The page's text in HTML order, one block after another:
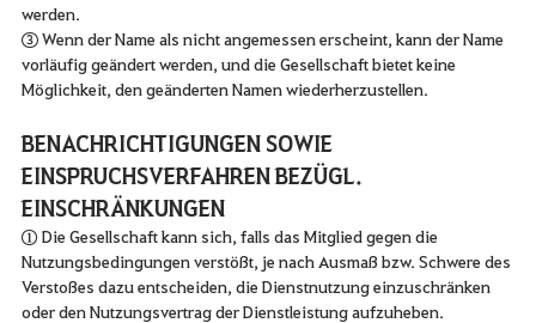
werden.
③ Wenn der Name als nicht angemessen erscheint, kann der Name
vorläufig geändert werden, und die Gesellschaft bietet keine
Möglichkeit, den geänderten Namen wiederherzustellen.
BENACHRICHTIGUNGEN SOWIE
EINSPRUCHSVERFAHREN BEZÜGL.
EINSCHRÄNKUNGEN
① Die Gesellschaft kann sich, falls das Mitglied gegen die
Nutzungsbedingungen verstößt, je nach Ausmaß bzw. Schwere des
Verstoßes dazu entscheiden, die Dienstnutzung einzuschränken
oder den Nutzungsvertrag der Dienstleistung aufzuheben.